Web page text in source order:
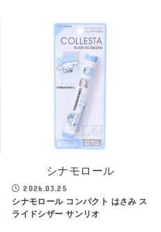
シナモロール
2026.03.25
シナモロール コンパクト はさみ ス
ライドシザー サンリオ